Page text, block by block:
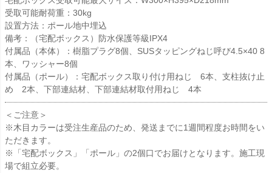
受取可能耐荷重：30kg
設置方法：ポール地中埋込
備考：（宅配ボックス）防水保護等級IPX4
付属品（本体）：樹脂プラグ8個、SUSタッピングねじ呼び4.5×40 8
本、ワッシャー8個
付属品（ポール）：宅配ボックス取り付け用ねじ 6本、支柱抜け止
め 2本、下部連結材、下部連結材取付用ねじ 4本
＜ご注意＞
※木目カラーは受注生産品のため、発送までに1週間程度お時間をい
ただきます。
※「宅配ボックス」「ポール」の2個口でお届けとなります。施工現
場で組立必要。